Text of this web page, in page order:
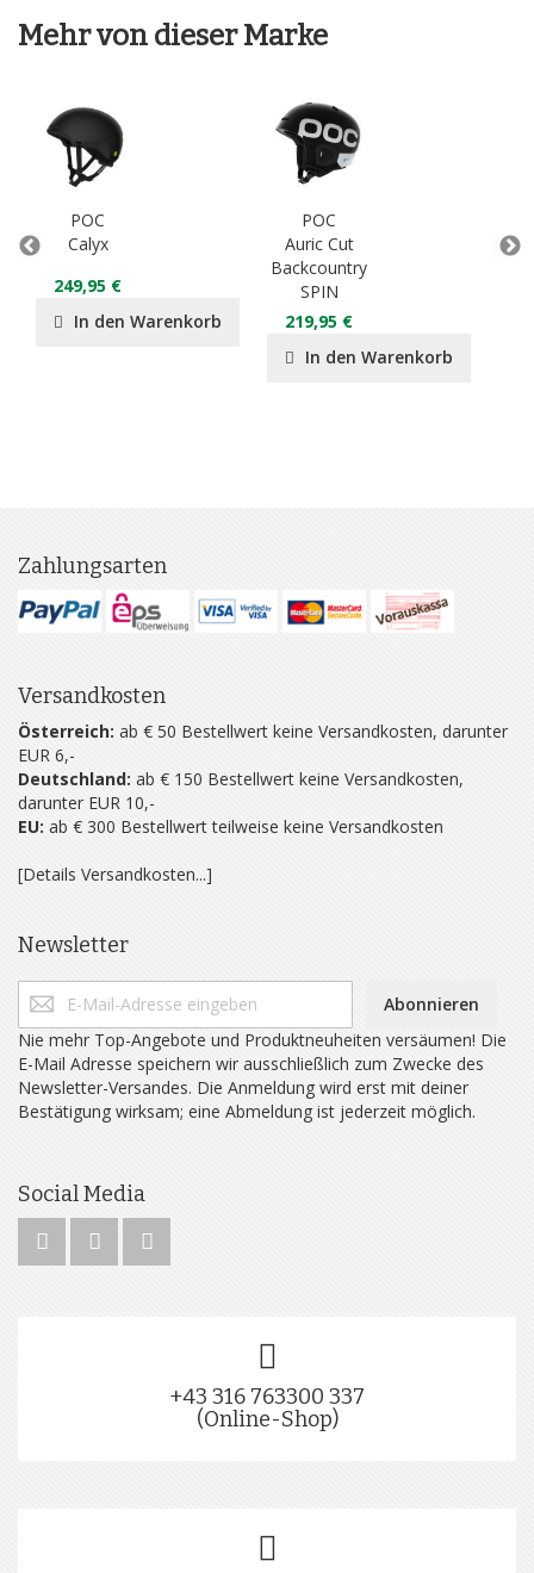
Mehr von dieser Marke
POC
Calyx
249,95 €
In den Warenkorb
POC
Auric Cut
Backcountry
SPIN
219,95 €
In den Warenkorb
Zahlungsarten
Versandkosten
Österreich: ab € 50 Bestellwert keine Versandkosten, darunter
EUR 6,-
Deutschland: ab € 150 Bestellwert keine Versandkosten,
darunter EUR 10,-
EU: ab € 300 Bestellwert teilweise keine Versandkosten
[Details Versandkosten...]
Newsletter
Abonnieren
Nie mehr Top-Angebote und Produktneuheiten versäumen! Die
E-Mail Adresse speichern wir ausschließlich zum Zwecke des
Newsletter-Versandes. Die Anmeldung wird erst mit deiner
Bestätigung wirksam; eine Abmeldung ist jederzeit möglich.
Social Media
+43 316 763300 337
(Online-Shop)